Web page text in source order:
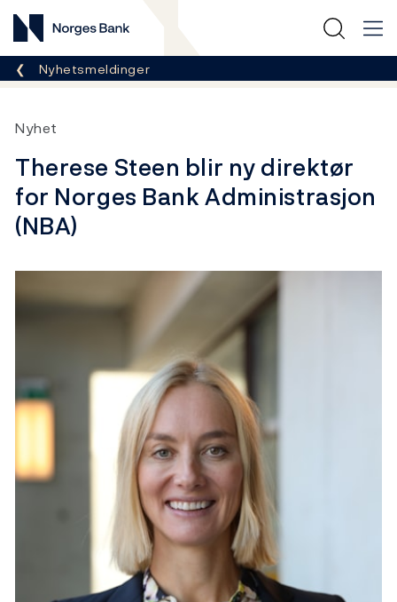
Norges Bank
Her er du nå:
Nyhetsmeldinger
Nyhet
Therese Steen blir ny direktør
for Norges Bank Administrasjon
(NBA)